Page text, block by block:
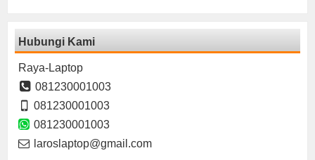
Hubungi Kami
Raya-Laptop
081230001003
081230001003
081230001003
laroslaptop@gmail.com